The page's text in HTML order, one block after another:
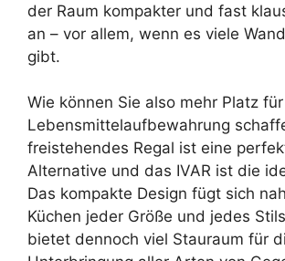
der Raum kompakter und fast
an – vor allem, wenn es viele
gibt.
Wie können Sie also mehr Platz
Lebensmittelaufbewahrung
freistehendes Regal ist eine
Alternative und das IVAR ist die
Das kompakte Design fügt sich
Küchen jeder Größe und jedes
bietet dennoch viel Stauraum für